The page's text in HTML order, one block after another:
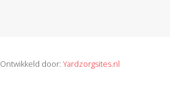
Ontwikkeld door: Yardzorgsites.nl